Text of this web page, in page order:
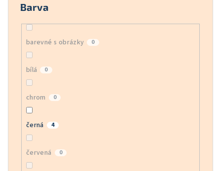
Barva
barevné s obrázky 0
bílá 0
chrom 0
černá 4
červená 0